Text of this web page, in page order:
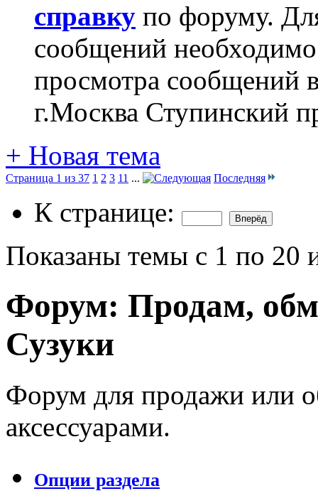
справку по форуму.
сообщений
просмотра сообщений
г.Москва Ступинский
+ Новая тема
Страница 1 из 37 1 2 3 11 ... Последняя
К странице:
Показаны темы с 1 по 20
Форум: Продам,
Сузуки
Форум для продажи или
аксессуарами.
Опции раздела